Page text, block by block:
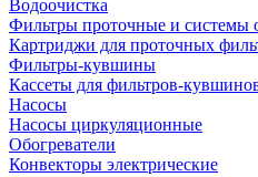
Водоочистка
Фильтры проточные и системы
Картриджи для проточных
Фильтры-кувшины
Кассеты для фильтров-
Насосы
Насосы циркуляционные
Обогреватели
Конвекторы электрические